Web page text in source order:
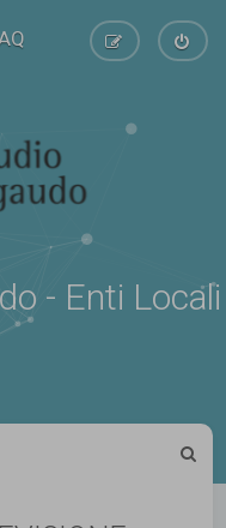
- Enti Locali